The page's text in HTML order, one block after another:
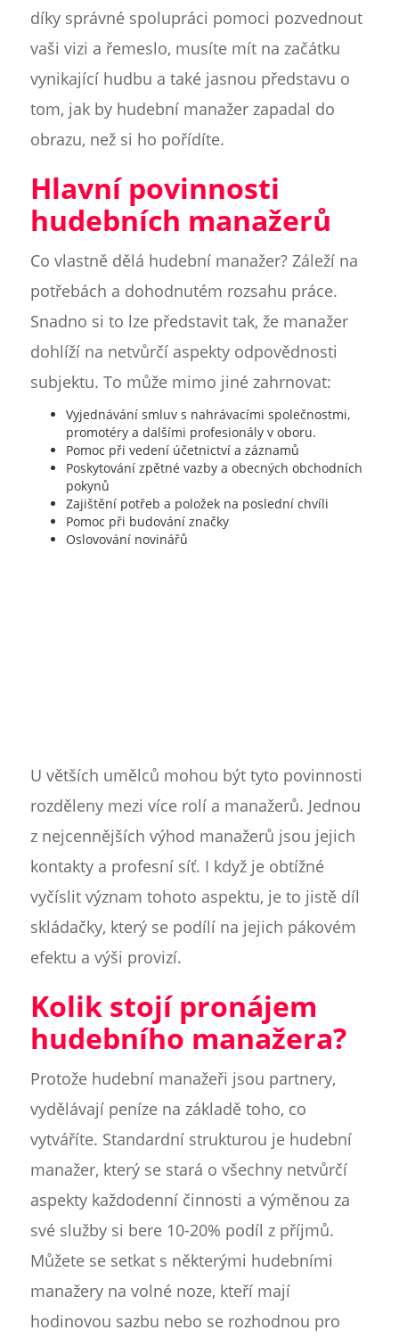
díky správné spolupráci pomoci pozvednout
vaši vizi a řemeslo, musíte mít na začátku
vynikající hudbu a také jasnou představu o
tom, jak by hudební manažer zapadal do
obrazu, než si ho pořídíte.
Hlavní povinnosti
hudebních manažerů
Co vlastně dělá hudební manažer? Záleží na
potřebách a dohodnutém rozsahu práce.
Snadno si to lze představit tak, že manažer
dohlíží na netvůrčí aspekty odpovědnosti
subjektu. To může mimo jiné zahrnovat:
Vyjednávání smluv s nahrávacími společnostmi,
promotéry a dalšími profesionály v oboru.
Pomoc při vedení účetnictví a záznamů
Poskytování zpětné vazby a obecných obchodních
pokynů
Zajištění potřeb a položek na poslední chvíli
Pomoc při budování značky
Oslovování novinářů
U větších umělců mohou být tyto povinnosti
rozděleny mezi více rolí a manažerů. Jednou
z nejcennějších výhod manažerů jsou jejich
kontakty a profesní síť. I když je obtížné
vyčíslit význam tohoto aspektu, je to jistě díl
skládačky, který se podílí na jejich pákovém
efektu a výši provizí.
Kolik stojí pronájem
hudebního manažera?
Protože hudební manažeři jsou partnery,
vydělávají peníze na základě toho, co
vytváříte. Standardní strukturou je hudební
manažer, který se stará o všechny netvůrčí
aspekty každodenní činnosti a výměnou za
své služby si bere 10-20% podíl z příjmů.
Můžete se setkat s některými hudebními
manažery na volné noze, kteří mají
hodinovou sazbu nebo se rozhodnou pro